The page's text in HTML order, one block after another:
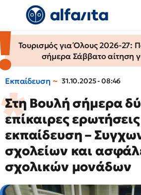
Τουρισμός για Όλους 2026-27:
σήμερα Σάββατο αίτηση
Εκπαίδευση 31.10.2025 - 08:46
Στη Βουλή σήμερα
επίκαιρες
εκπαίδευση –
σχολείων και
σχολικών μονάδων